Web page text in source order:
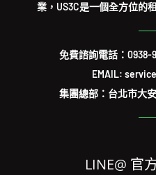
業，US3C是一個全方位的
免費諮詢電話： 0938-
EMAIL:
集團總部：台北市大
LINE@ 官